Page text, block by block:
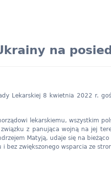
na
Lekarskiej 8 kwietnia 2022 r.
lekarskiemu, wszystkim
z panująca wojną na jej
Matyją, udaje się na
i bez zwiększonego wsparcia ze